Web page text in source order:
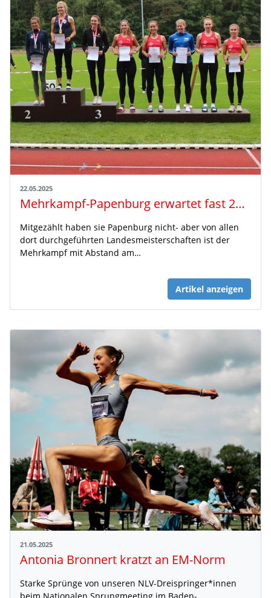
22.05.2025
Mehrkampf-Papenburg erwartet fast 200 Könige und Königinnen der Leichtathletik
Mitgezählt haben sie Papenburg nicht- aber von allen
dort durchgeführten Landesmeisterschaften ist der
Mehrkampf mit Abstand am…
Artikel anzeigen
21.05.2025
Antonia Bronnert kratzt an EM-Norm
Starke Sprünge von unseren NLV-Dreispringer*innen